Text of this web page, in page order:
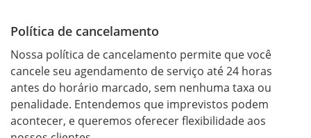
Política de cancelamento
Nossa política de cancelamento permite que você
cancele seu agendamento de serviço até 24 horas
antes do horário marcado, sem nenhuma taxa ou
penalidade. Entendemos que imprevistos podem
acontecer, e queremos oferecer flexibilidade aos